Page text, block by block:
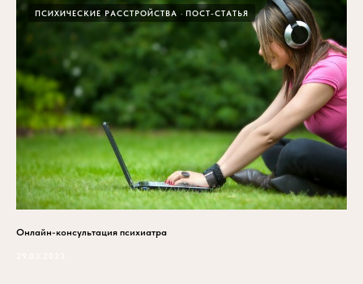
ПСИХИЧЕСКИЕ РАССТРОЙСТВА ПОСТ-СТАТЬЯ
Онлайн-консультация психиатра